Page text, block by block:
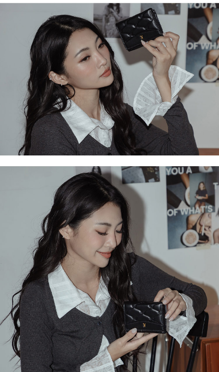
2.透過簡訊連結打開帳單後，可選擇「超商條碼／台灣大直營門市／銀行轉
帳／街口支付／iPASS MONEY」等通路繳費。
【注意事項】
1.本服務係由「台灣大哥大股份有限公司」（以下簡稱本公司）所提供，讓
用戶於交易時，得透過本服務購買商品或服務，並由商店將買賣／分期付款
買賣價金債權讓與本公司後，依約使用本公司帳單繳交帳款。
2.基於同意付款使用「大哥付你分期」之契約關係目的，商店將以您的個人
資料（包含姓名、電話或地址）提供予台灣大哥大進項蒐集、處理及利用，
由本公司與您本人進行分期帳單所需資料之確認、核對及更正。
3.完整用戶服務條款，請詳閱以下連結：
https://oppay.tw/userRule
結帳頁面，進行簡訊認證並確認金額後，即可完成結帳。
２．訂單成立數日內，您將收到繳費通知簡訊。
３．收到繳費通知簡訊後14天內，點擊此簡訊中的連結，可透過四大超商／
ATM／網路銀行／等多元方式進行付款，方視為交易完成。
※ 請注意：結帳手續完成當下不需立刻繳費，但若您需要取消訂單，請聯絡
購買商品的店家。未經商家同意取消之訂單仍視為有效，需透過AFTEE先享
後付繳納相關費用。
※ 交易是否成功請以「AFTEE先享後付 」之結帳頁面顯示為準，若有關於
是否繳費成功／繳費後需取消欲退款等相關疑問，請聯繫「AFTEE先享後付
客戶支援中心」
https://netprotections.freshdesk.com/support/home
【注意事項】
１．透過由恩沛科技股份有限公司提供之「AFTEE先享後付」服務完成之交
易，需依本服務之必要範圍內提供個人資料，並將交易相關給付款項請求債
權轉讓予恩沛科技股份有限公司。
２．關於個人資料處理事宜，請瀏覽以下網址：
https://aftee.tw/terms/#terms3
３．未成年的使用者請事先徵得法定代理人或監護人之同意方可使用
「AFTEE先享後付」，若未經同意申辦者引起之損失，本公司不負相關責
４．使用「AFTEE先享後付」時，將依據個別帳號之用戶狀況，依本公司即
時審查核予不同之上限額度；若仍有額度不足之情形，本公司將視審查結果
請求用戶進行身份認證。
５．嚴禁一人註冊多個帳號或使用他人資訊註冊。若發現惡意使用之情形，
恩沛科技股份有限公司將有權停止該用戶之使用額度並採取法律行動。
每筆NT$60，滿NT$1,500(含以上)免運費
萊爾富取貨付款
每筆NT$120
付款後萊爾富取貨
每筆NT$122
7-11取貨付款
每筆NT$60，滿NT$2,000(含以上)免運費
付款後7-11取貨
每筆NT$60，滿NT$2,000(含以上)免運費
每筆NT$60，滿NT$2,000(含以上)免運費